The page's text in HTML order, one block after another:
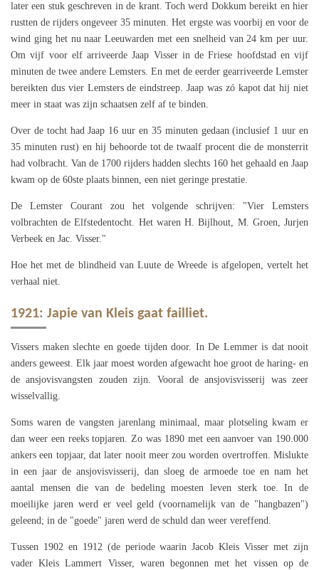
later een stuk geschreven in de krant. Toch werd Dokkum bereikt en hier
rustten de rijders ongeveer 35 minuten. Het ergste was voorbij en voor de
wind ging het nu naar Leeuwarden met een snelheid van 24 km per uur.
Om vijf voor elf arriveerde Jaap Visser in de Friese hoofdstad en vijf
minuten de twee andere Lemsters. En met de eerder gearriveerde Lemster
bereikten dus vier Lemsters de eindstreep. Jaap was zó kapot dat hij niet
meer in staat was zijn schaatsen zelf af te binden.
Over de tocht had Jaap 16 uur en 35 minuten gedaan (inclusief 1 uur en
35 minuten rust) en hij behoorde tot de twaalf procent die de monsterrit
had volbracht. Van de 1700 rijders hadden slechts 160 het gehaald en Jaap
kwam op de 60ste plaats binnen, een niet geringe prestatie.
De Lemster Courant zou het volgende schrijven: "Vier Lemsters
volbrachten de Elfstedentocht. Het waren H. Bijlhout, M. Groen, Jurjen
Verbeek en Jac. Visser."
Hoe het met de blindheid van Luute de Wreede is afgelopen, vertelt het
verhaal niet.
1921: Japie van Kleis gaat failliet.
Vissers maken slechte en goede tijden door. In De Lemmer is dat nooit
anders geweest. Elk jaar moest worden afgewacht hoe groot de haring- en
de ansjovisvangsten zouden zijn. Vooral de ansjovisvisserij was zeer
wisselvallig.
Soms waren de vangsten jarenlang minimaal, maar plotseling kwam er
dan weer een reeks topjaren. Zo was 1890 met een aanvoer van 190.000
ankers een topjaar, dat later nooit meer zou worden overtroffen. Mislukte
in een jaar de ansjovisvisserij, dan sloeg de armoede toe en nam het
aantal mensen die van de bedeling moesten leven sterk toe. In de
moeilijke jaren werd er veel geld (voornamelijk van de "hangbazen")
geleend; in de "goede" jaren werd de schuld dan weer vereffend.
Tussen 1902 en 1912 (de periode waarin Jacob Kleis Visser met zijn
vader Kleis Lammert Visser, waren begonnen met het vissen op de